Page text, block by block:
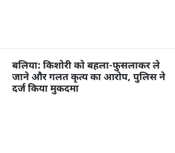
बलिया: किशोरी को बहला-फुसलाकर ले
जाने और गलत कृत्य का आरोप, पुलिस ने
दर्ज किया मुकदमा